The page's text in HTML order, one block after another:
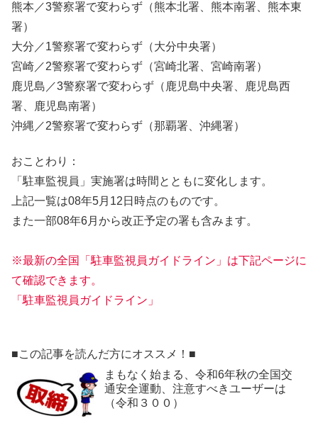
熊本／3警察署で変わらず（熊本北署、熊本南署、熊本東
署）
大分／1警察署で変わらず（大分中央署）
宮崎／2警察署で変わらず（宮崎北署、宮崎南署）
鹿児島／3警察署で変わらず（鹿児島中央署、鹿児島西
署、鹿児島南署）
沖縄／2警察署で変わらず（那覇署、沖縄署）
おことわり：
「駐車監視員」実施署は時間とともに変化します。
上記一覧は08年5月12日時点のものです。
また一部08年6月から改正予定の署も含みます。
※最新の全国「駐車監視員ガイドライン」は下記ページに
て確認できます。
「駐車監視員ガイドライン」
■この記事を読んだ方にオススメ！■
まもなく始まる、令和6年秋の全国交
通安全運動、注意すべきユーザーは
（令和３００）